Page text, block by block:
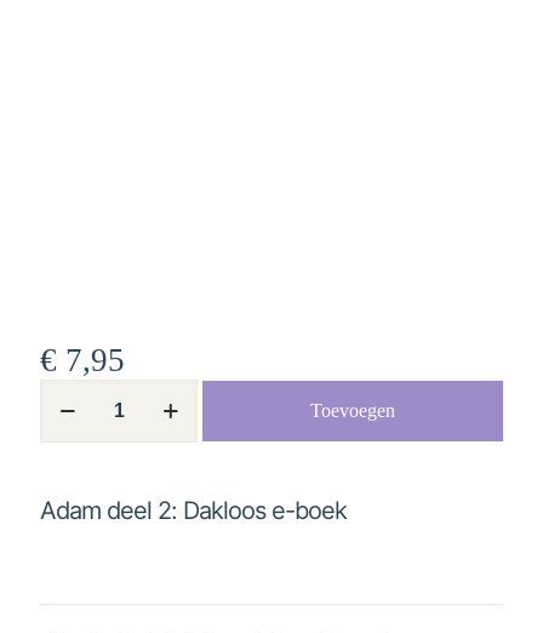
€ 7,95
deel
boek
Toevoegen
Adam deel 2: Dakloos e-boek